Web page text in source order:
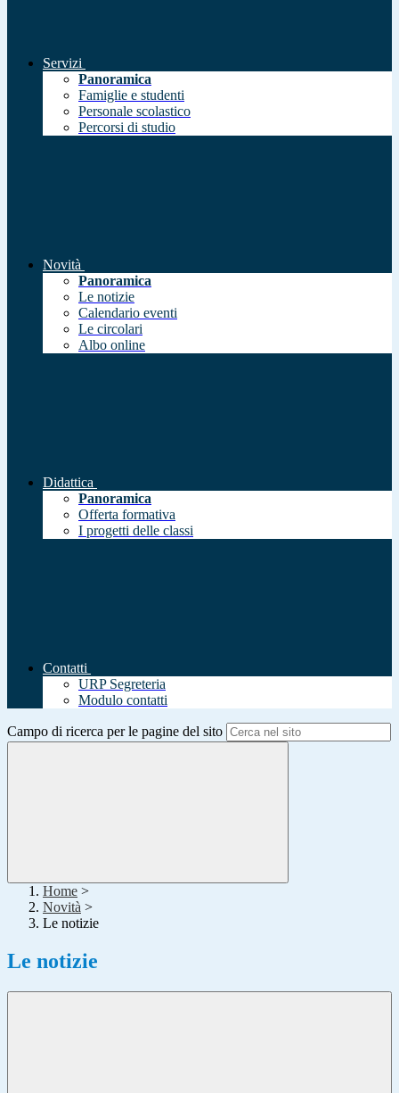
Servizi
Panoramica
Famiglie e studenti
Personale scolastico
Percorsi di studio
Novità
Panoramica
Le notizie
Calendario eventi
Le circolari
Albo online
Didattica
Panoramica
Offerta formativa
I progetti delle classi
Contatti
URP Segreteria
Modulo contatti
Campo di ricerca per le pagine del sito
Home >
Novità >
Le notizie
Le notizie